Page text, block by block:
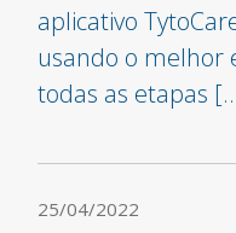
aplicativo
usando o melhor
todas as etapas
25/04/2022